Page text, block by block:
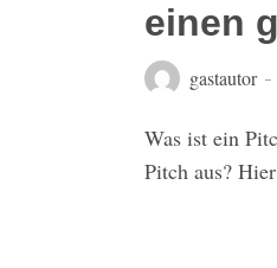
einen
gastautor
Was ist ein
Pitch aus?